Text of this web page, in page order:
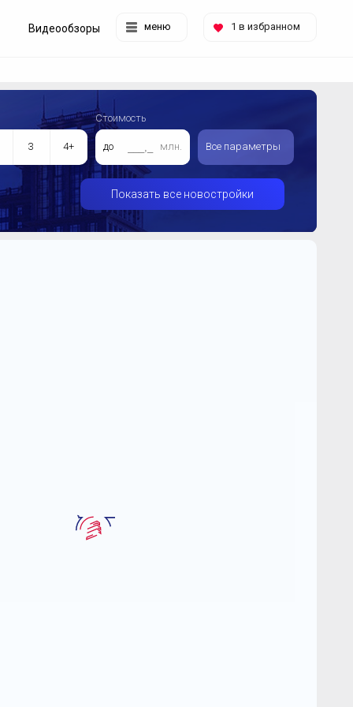
меню 1 в избранном
Видеообзоры
3 4+
Стоимость
до млн. Все параметры
Показать все новостройки